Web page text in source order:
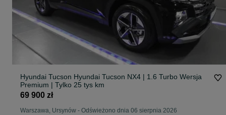
Hyundai Tucson Hyundai Tucson NX4 | 1.6 Turbo Wersja
Premium | Tylko 25 tys km
69 900 zł
Warszawa, Ursynów - Odświeżono dnia 06 sierpnia 2026